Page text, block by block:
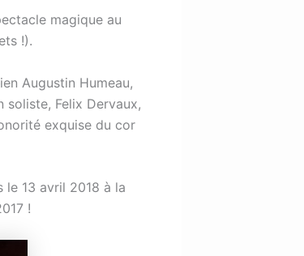
magique au
!).
Augustin Humeau,
Felix Dervaux,
exquise du cor
le 13 avril 2018 à la
!